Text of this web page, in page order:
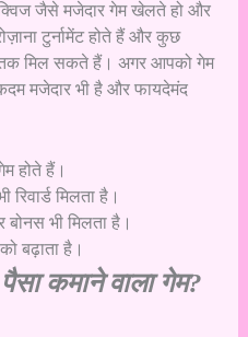
जैसे मजेदार गेम खेलते हो और
टुर्नामेंट होते हैं और कुछ
तक मिल सकते हैं। अगर आपको गेम
मजेदार भी है और फायदेमंद
होते हैं।
मिलता है।
भी मिलता है।
बढ़ाता है।
कमाने वाला गेम?